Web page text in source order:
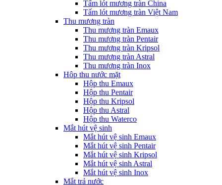
Tấm lót mương tràn China
Tấm lót mương tràn Việt Nam
Thu mương tràn
Thu mương tràn Emaux
Thu mương tràn Pentair
Thu mương tràn Kripsol
Thu mương tràn Astral
Thu mương tràn Inox
Hôp thu nước mặt
Hộp thu Emaux
Hộp thu Pentair
Hộp thu Kripsol
Hộp thu Astral
Hộp thu Waterco
Mắt hút vệ sinh
Mắt hút vệ sinh Emaux
Mắt hút vệ sinh Pentair
Mắt hút vệ sinh Kripsol
Mắt hút vệ sinh Astral
Mắt hút vệ sinh Inox
Mắt trả nước